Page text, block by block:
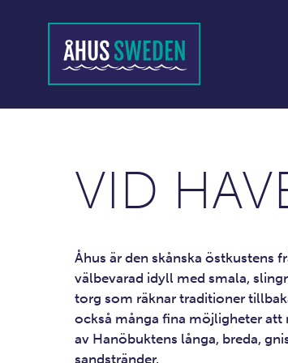
VID
Åhus är den skånska östkustens
välbevarad idyll med smala,
torg som räknar traditioner
också många fina möjligheter att
av Hanöbuktens långa, breda,
sandstränder.